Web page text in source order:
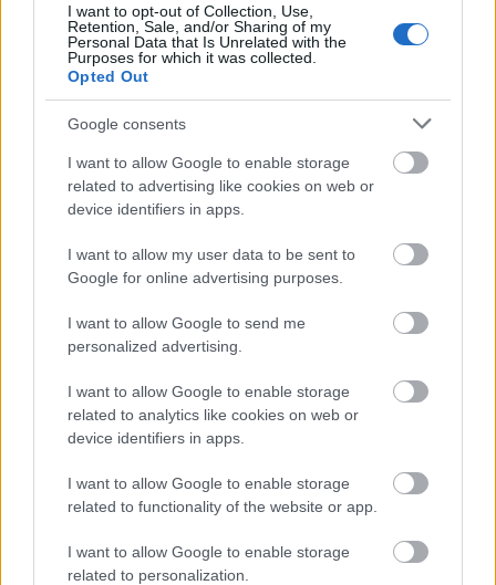
I want to opt-out of Collection, Use,
Retention, Sale, and/or Sharing of my
Personal Data that Is Unrelated with the
Purposes for which it was collected.
Opted Out
Google consents
I want to allow Google to enable storage
related to advertising like cookies on web or
device identifiers in apps.
I want to allow my user data to be sent to
Google for online advertising purposes.
I want to allow Google to send me
personalized advertising.
I want to allow Google to enable storage
related to analytics like cookies on web or
device identifiers in apps.
I want to allow Google to enable storage
related to functionality of the website or app.
I want to allow Google to enable storage
related to personalization.
Megruházó joggal felruházott [227.]
Oktatás, kultúra.
2022. május 20.
Pintér Sándor: Nem fogadom el a polgári
engedetlenséget. (Telex) — Nem fogadom el a
polgári engedetlenséget — nyilatkozta a közoktatást
átvevő Pintér Sándor belügyminiszter. — Az fegyelmi
kérdés. De a legszebb mondata a tankönyvek
kezeléséről ez: „Tartalomfejlesztési feladatokra is